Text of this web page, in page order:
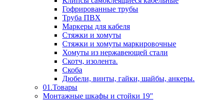
Гофрированные трубы
Труба ПВХ
Маркеры для кабеля
Стяжки и хомуты
Стяжки и хомуты маркировочные
Хомуты из нержавеющей стали
Скотч, изолента.
Скоба
Дюбели, винты, гайки, шайбы, анкеры.
01.Товары
Монтажные шкафы и стойки 19"